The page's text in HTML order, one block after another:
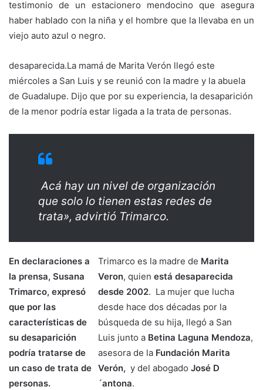
testimonio de un estacionero mendocino que asegura
haber hablado con la niña y el hombre que la llevaba en un
viejo auto azul o negro.
desaparecida.La mamá de Marita Verón llegó este
miércoles a San Luis y se reunió con la madre y la abuela
de Guadalupe. Dijo que por su experiencia, la desaparición
de la menor podría estar ligada a la trata de personas.
Acá hay un nivel de organización
que solo lo tienen estas redes de
trata», advirtió Trimarco.
En declaraciones a
la prensa, Susana
Trimarco, expresó
que por las
características de
su desaparición
podría tratarse de
un caso de trata de
personas.
Trimarco es la madre de Marita
Veron, quienestá desaparecida
desde 2002. La mujer que lucha
desde hace dos décadas por la
búsqueda de su hija, llegó a San
Luis junto a Betina Laguna Mendoza,
asesora de la Fundación Marita
Verón, y del abogadoJosé D
´antona.